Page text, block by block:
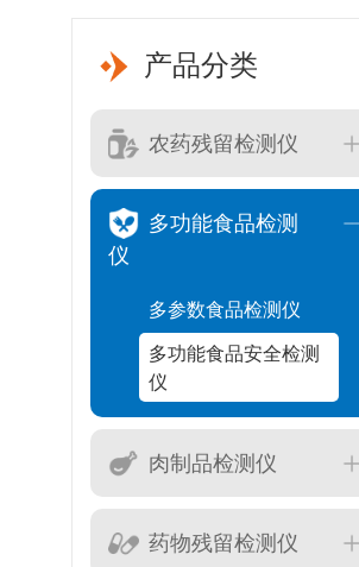
产品分类
农药残留检测仪
多功能食品检测
仪
多参数食品检测仪
多功能食品安全检测
仪
肉制品检测仪
药物残留检测仪